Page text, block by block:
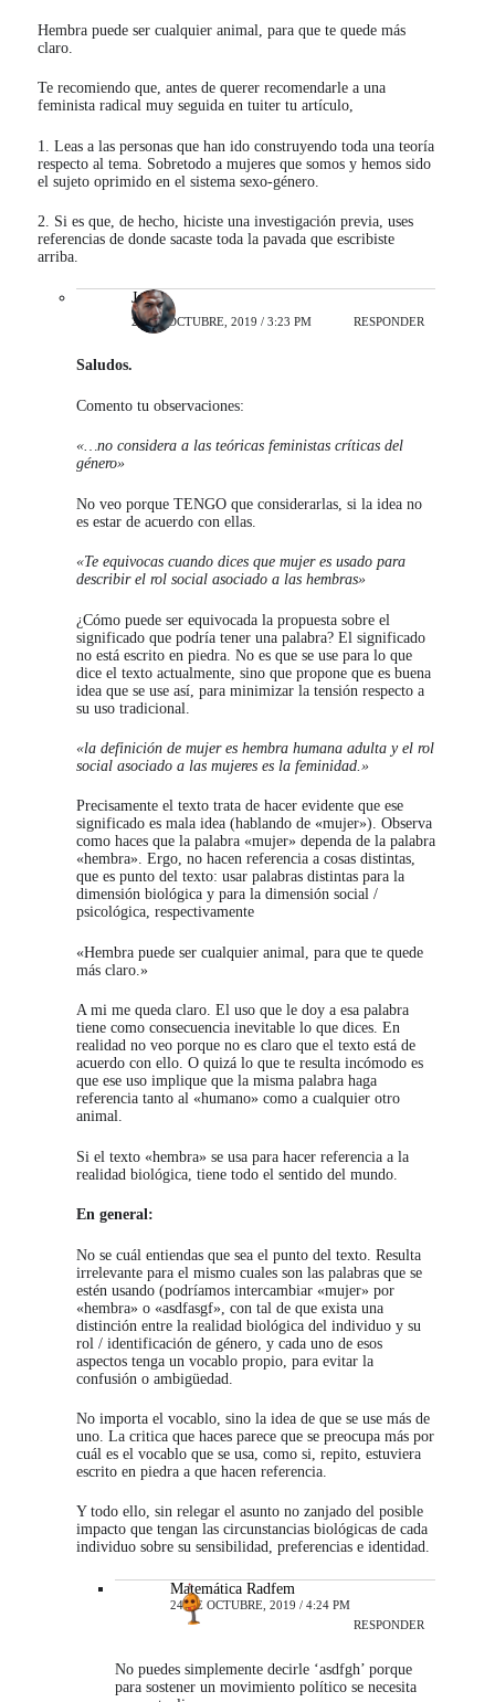
Hembra puede ser cualquier animal, para que te quede más
claro.
Te recomiendo que, antes de querer recomendarle a una
feminista radical muy seguida en tuiter tu artículo,
1. Leas a las personas que han ido construyendo toda una teoría
respecto al tema. Sobretodo a mujeres que somos y hemos sido
el sujeto oprimido en el sistema sexo-género.
2. Si es que, de hecho, hiciste una investigación previa, uses
referencias de donde sacaste toda la pavada que escribiste
arriba.
Javier
24 DE OCTUBRE, 2019 / 3:23 PM RESPONDER
Saludos.
Comento tu observaciones:
«…no considera a las teóricas feministas críticas del
género»
No veo porque TENGO que considerarlas, si la idea no
es estar de acuerdo con ellas.
«Te equivocas cuando dices que mujer es usado para
describir el rol social asociado a las hembras»
¿Cómo puede ser equivocada la propuesta sobre el
significado que podría tener una palabra? El significado
no está escrito en piedra. No es que se use para lo que
dice el texto actualmente, sino que propone que es buena
idea que se use así, para minimizar la tensión respecto a
su uso tradicional.
«la definición de mujer es hembra humana adulta y el rol
social asociado a las mujeres es la feminidad.»
Precisamente el texto trata de hacer evidente que ese
significado es mala idea (hablando de «mujer»). Observa
como haces que la palabra «mujer» dependa de la palabra
«hembra». Ergo, no hacen referencia a cosas distintas,
que es punto del texto: usar palabras distintas para la
dimensión biológica y para la dimensión social /
psicológica, respectivamente
«Hembra puede ser cualquier animal, para que te quede
más claro.»
A mi me queda claro. El uso que le doy a esa palabra
tiene como consecuencia inevitable lo que dices. En
realidad no veo porque no es claro que el texto está de
acuerdo con ello. O quizá lo que te resulta incómodo es
que ese uso implique que la misma palabra haga
referencia tanto al «humano» como a cualquier otro
animal.
Si el texto «hembra» se usa para hacer referencia a la
realidad biológica, tiene todo el sentido del mundo.
En general:
No se cuál entiendas que sea el punto del texto. Resulta
irrelevante para el mismo cuales son las palabras que se
estén usando (podríamos intercambiar «mujer» por
«hembra» o «asdfasgf», con tal de que exista una
distinción entre la realidad biológica del individuo y su
rol / identificación de género, y cada uno de esos
aspectos tenga un vocablo propio, para evitar la
confusión o ambigüedad.
No importa el vocablo, sino la idea de que se use más de
uno. La critica que haces parece que se preocupa más por
cuál es el vocablo que se usa, como si, repito, estuviera
escrito en piedra a que hacen referencia.
Y todo ello, sin relegar el asunto no zanjado del posible
impacto que tengan las circunstancias biológicas de cada
individuo sobre su sensibilidad, preferencias e identidad.
Matemática Radfem
24 DE OCTUBRE, 2019 / 4:24 PM
RESPONDER
No puedes simplemente decirle ‘asdfgh’ porque
para sostener un movimiento político se necesita